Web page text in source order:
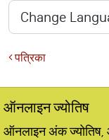
पत्रिका
ऑनलाइन ज्योतिष
ऑनलाइन अंक ज्योतिष,